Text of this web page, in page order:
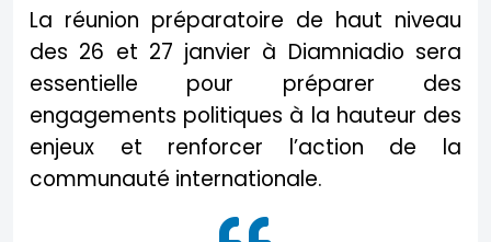
La réunion préparatoire de haut niveau
des 26 et 27 janvier à Diamniadio sera
essentielle pour préparer des
engagements politiques à la hauteur des
enjeux et renforcer l’action de la
communauté internationale.